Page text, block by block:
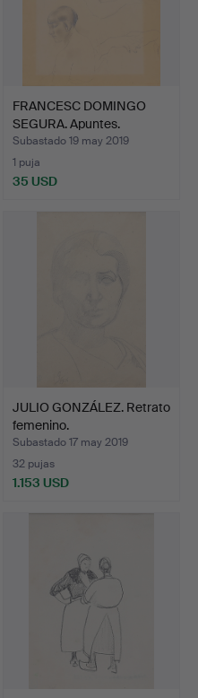
FRANCESC DOMINGO
SEGURA. Apuntes.
Subastado 19 may 2019
1 puja
35 USD
JULIO GONZÁLEZ. Retrato
femenino.
Subastado 17 may 2019
32 pujas
1.153 USD